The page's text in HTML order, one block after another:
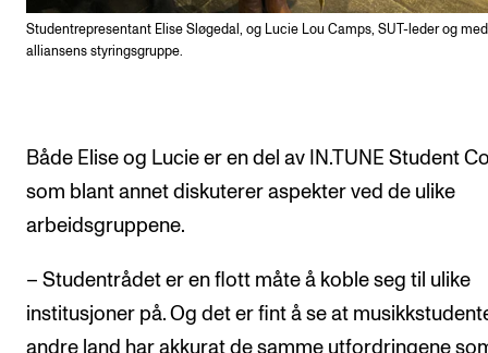
Studentrepresentant Elise Sløgedal, og Lucie Lou Camps, SUT-leder og
alliansens styringsgruppe.
Både Elise og Lucie er en del av IN.TUNE Student
som blant annet diskuterer aspekter ved de ulike
arbeidsgruppene.
– Studentrådet er en flott måte å koble seg til ulike
institusjoner på. Og det er fint å se at
andre land har akkurat de samme utfordringene